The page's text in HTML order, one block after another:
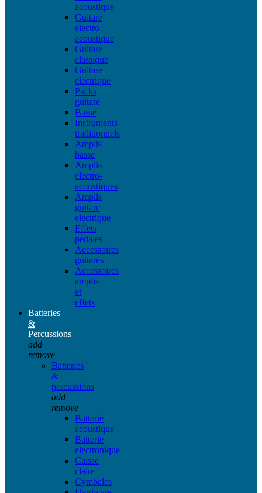
acoustique
Guitare
electro
acoustique
Guitare
classique
Guitare
electrique
Packs
guitare
Basse
Instruments
traditionnels
Amplis
basse
Amplis
electro-
acoustiques
Amplis
guitare
electrique
Effets
pedales
Accessoires
guitares
Accessoires
amplis
et
effets
Batteries
&
Percussions
add
remove
Batteries
&
percussions
add
remove
Batterie
acoustique
Batterie
electronique
Caisse
claire
Cymbales